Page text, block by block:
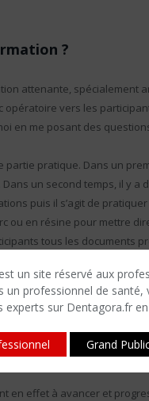
un site réservé aux
un professionnel de
experts sur Dentagora.fr
Grand
?
attenante, spécialement
vers les
en me posant des
pratique. Dans un
un second temps, il y a
puis il s’agit de pratiquer
ou en résine pour mettre
tous les documents
et pratiques. Le
convivialité. Les sessions
échanges. Cela
sont très gratifiants. Il
avec toute l’équipe qui
en effet à avancer et